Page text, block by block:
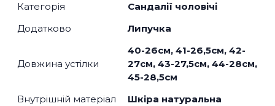
Категорія
Сандалії чоловічі
Додатково
Липучка
Довжина устілки
40-26см, 41-26,5см, 42-
27см, 43-27,5см, 44-28см,
45-28,5см
Внутрішній матеріал
Шкіра натуральна